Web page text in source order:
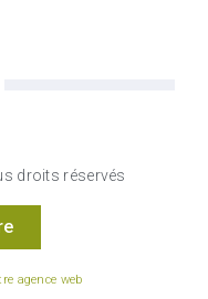
droits réservés
agence web